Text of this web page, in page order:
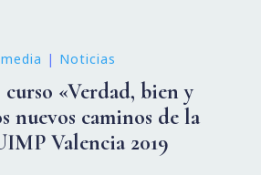
| Noticias
«Verdad, bien y
nuevos caminos de la
Valencia 2019